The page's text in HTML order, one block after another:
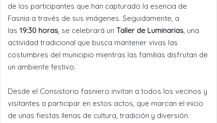
de los participantes que han capturado la esencia de
Fasnia a través de sus imágenes. Seguidamente, a
las 19:30 horas , se celebrará un Taller de Luminarias , una
actividad tradicional que busca mantener vivas las
costumbres del municipio mientras las familias disfrutan de
un ambiente festivo.
Desde el Consistorio fasniero invitan a todos los vecinos y
visitantes a participar en estos actos, que marcan el inicio
de unas fiestas llenas de cultura, tradición y diversión.